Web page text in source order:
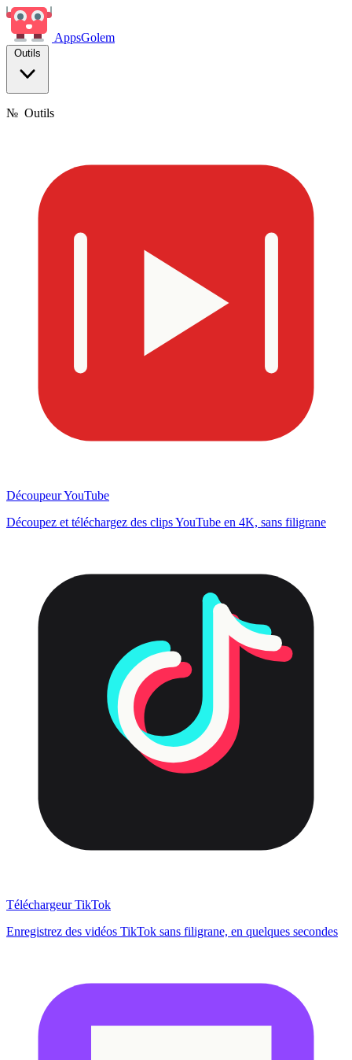
AppsGolem
Outils
№ Outils
Découpeur YouTube
Découpez et téléchargez des clips YouTube en 4K, sans filigrane
Téléchargeur TikTok
Enregistrez des vidéos TikTok sans filigrane, en quelques secondes